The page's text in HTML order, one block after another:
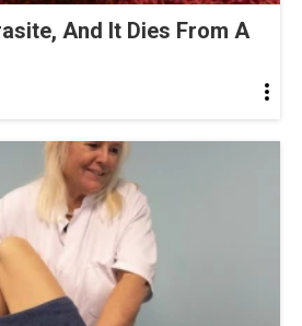
And It Dies From A